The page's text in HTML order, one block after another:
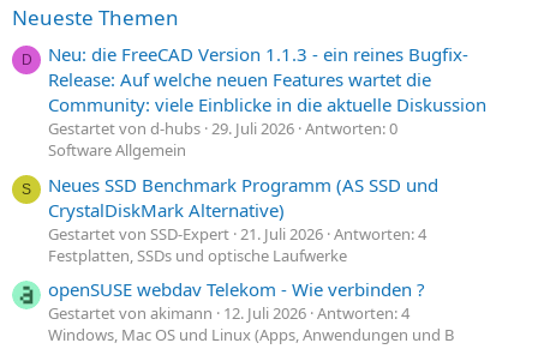
Neueste Themen
D
Neu: die FreeCAD Version 1.1.3 - ein reines Bugfix-
Release: Auf welche neuen Features wartet die
Community: viele Einblicke in die aktuelle Diskussion
Gestartet von d-hubs 29. Juli 2026 Antworten: 0
Software Allgemein
S
Neues SSD Benchmark Programm (AS SSD und
CrystalDiskMark Alternative)
Gestartet von SSD-Expert 21. Juli 2026 Antworten: 4
Festplatten, SSDs und optische Laufwerke
openSUSE webdav Telekom - Wie verbinden ?
Gestartet von akimann 12. Juli 2026 Antworten: 4
Windows, Mac OS und Linux (Apps, Anwendungen und B